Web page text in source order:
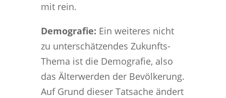
mit rein.
Demografie: Ein weiteres nicht
zu unterschätzendes Zukunfts-
Thema ist die Demografie, also
das Älterwerden der Bevölkerung.
Auf Grund dieser Tatsache ändert